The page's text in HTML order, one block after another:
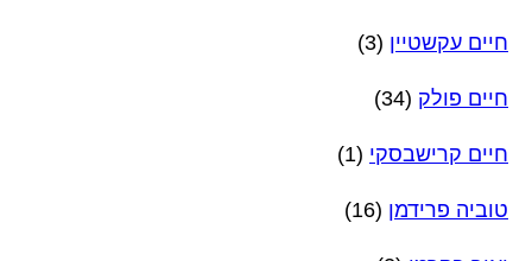
חיים עקשטיין (3)
חיים פולק (34)
חיים קרישבסקי (1)
טוביה פרידמן (16)